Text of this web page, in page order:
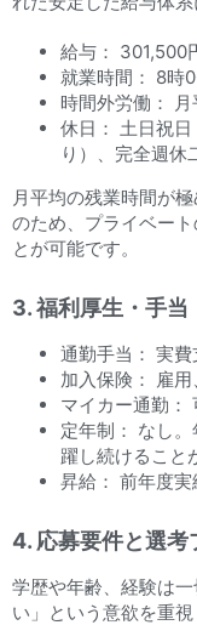
給与： 301,500
就業時間： 8時
時間外労働： 月
休日： 土日祝
り）、完全週休
月平均の残業時間が
のため、プライベー
とが可能です。
3. 福利厚生・手当
通勤手当： 実費
加入保険： 雇
マイカー通勤：
定年制： なし
躍し続けること
昇給： 前年度実
4. 応募要件と選考
学歴や年齢、経験は
い」という意欲を重視